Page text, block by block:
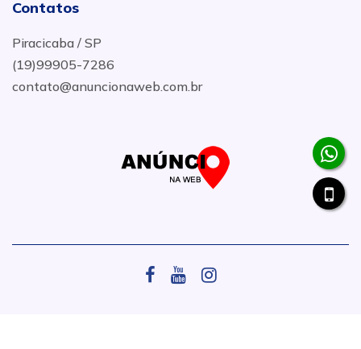
Contatos
Piracicaba / SP
(19)99905-7286
contato@anuncionaweb.com.br